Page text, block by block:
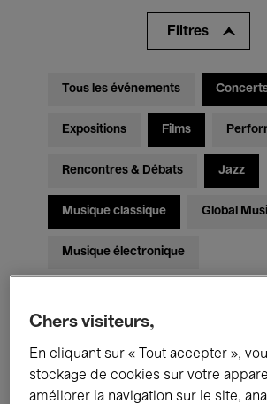
Filtres
Tous les événements
Expositions Films
Rencontres & Débats Jazz
Musique classique Global
Musique électronique
Pour tous Kids’ Palace
Enseignement Visites guidées
Chers visiteurs,
En cliquant sur « Tout accepter »,
stockage de cookies sur votre
améliorer la navigation sur le site,